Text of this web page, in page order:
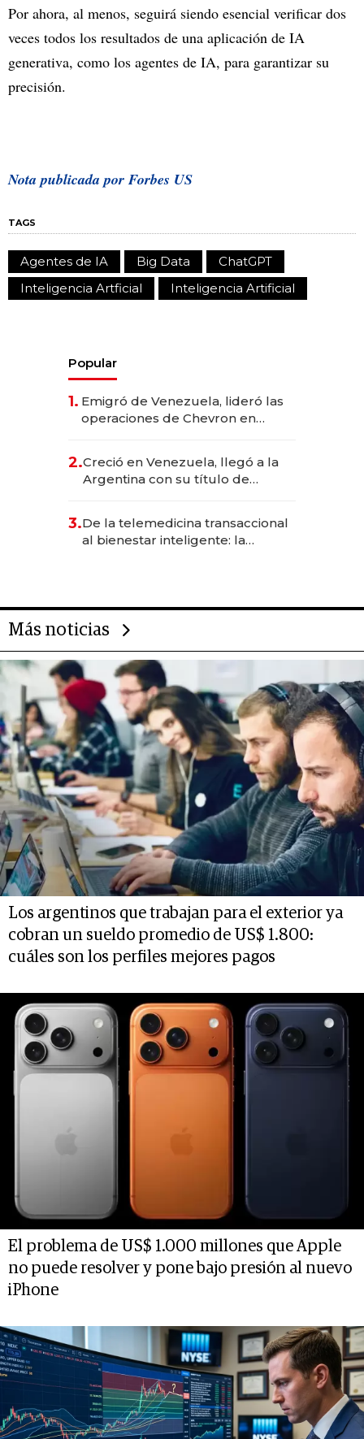
Por ahora, al menos, seguirá siendo esencial verificar dos
veces todos los resultados de una aplicación de IA
generativa, como los agentes de IA, para garantizar su
precisión.
Nota publicada por Forbes US
TAGS
Agentes de IA Big Data
ChatGPT
Inteligencia Artficial
Inteligencia Artificial
Popular
1. Emigró de Venezuela, lideró las
operaciones de Chevron en
2.Creció en Venezuela, llegó a la
Argentina con su título de
las marcas "fast premium"
3.De la telemedicina transaccional
al bienestar inteligente: la
Más noticias
Los argentinos que trabajan para el exterior ya
cobran un sueldo promedio de US$ 1.800:
cuáles son los perfiles mejores pagos
El problema de US$ 1.000 millones que Apple
no puede resolver y pone bajo presión al nuevo
iPhone